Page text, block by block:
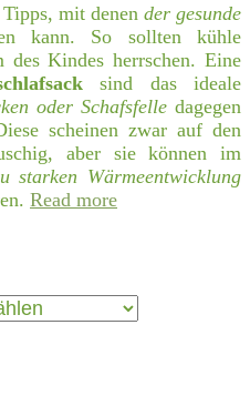
mit denen der gesunde
kann. So sollten kühle
des Kindes herrschen. Eine
sind das ideale
oder Schafsfelledagegen
scheinen zwar auf den
aber sie können im
starken Wärmeentwicklung
Read more